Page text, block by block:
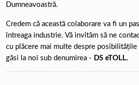
Dumneavoastră.
Credem că această colaborare va fi un
întreaga industrie. Vă invităm să ne
cu plăcere mai multe despre posibilitățile
găsi la noi sub denumirea - DS eTOLL.